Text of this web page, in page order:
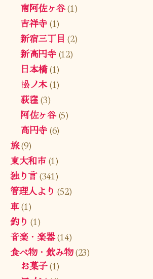
南阿佐ヶ谷(1)
吉祥寺(1)
新宿三丁目 (2)
新高円寺(12)
日本橋(1)
松ノ木(1)
荻窪(3)
阿佐ヶ谷(5)
高円寺(6)
旅(9)
東大和市(1)
独り言(341)
管理人より (52)
車(1)
釣り (1)
音楽・楽器(14)
食べ物・飲み物(23)
お菓子(1)